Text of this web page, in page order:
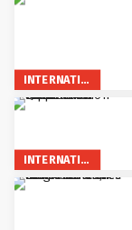
INTERNATIONAL
INTERNATIONAL